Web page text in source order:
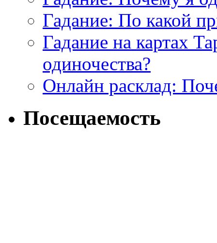
Гадание: По какой
Гадание на картах
одиночества?
Онлайн расклад:
Посещаемость